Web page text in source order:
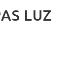
LUZ